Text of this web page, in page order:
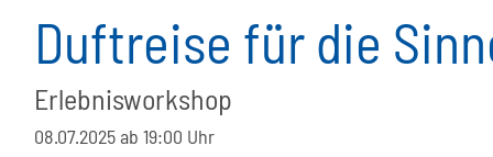
Duftreise für die
Erlebnisworkshop
08.07.2025ab 19:00 Uhr